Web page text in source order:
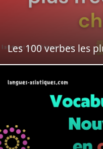
Les 100 verbes les